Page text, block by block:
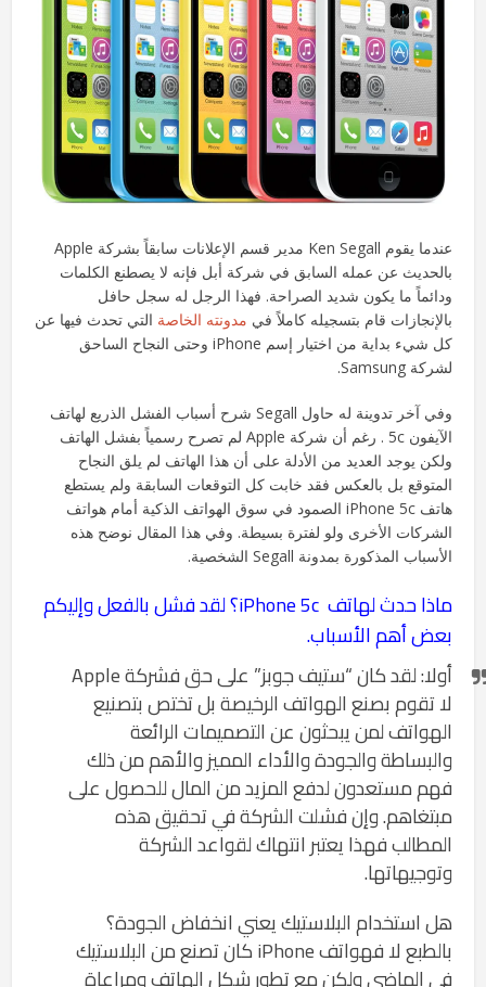
عندما يقوم Ken Segall مدير قسم الإعلانات سابقاً بشركة Apple
بالحديث عن عمله السابق في شركة أبل فإنه لا يصطنع الكلمات
ودائماً ما يكون شديد الصراحة. فهذا الرجل له سجل حافل
بالإنجازات قام بتسجيله كاملاً في مدونته الخاصة التي تحدث فيها عن
كل شيء بداية من اختيار إسم iPhone وحتى النجاح الساحق
لشركة Samsung.
وفي آخر تدوينة له حاول Segall شرح أسباب الفشل الذريع لهاتف
الآيفون 5c . رغم أن شركة Apple لم تصرح رسمياً بفشل الهاتف
ولكن يوجد العديد من الأدلة على أن هذا الهاتف لم يلق النجاح
المتوقع بل بالعكس فقد خابت كل التوقعات السابقة ولم يستطع
هاتف iPhone 5c الصمود في سوق الهواتف الذكية أمام هواتف
الشركات الأخرى ولو لفترة بسيطة. وفي هذا المقال نوضح هذه
الأسباب المذكورة بمدونة Segall الشخصية.
ماذا حدث لهاتف iPhone 5c؟ لقد فشل بالفعل وإليكم
بعض أهم الأسباب.
أولا: لقد كان “ستيف جوبز” على حق فشركة Apple
لا تقوم بصنع الهواتف الرخيصة بل تختص بتصنيع
الهواتف لمن يبحثون عن التصميمات الرائعة
والبساطة والجودة والأداء المميز والأهم من ذلك
فهم مستعدون لدفع المزيد من المال للحصول على
مبتغاهم. وإن فشلت الشركة في تحقيق هذه
المطالب فهذا يعتبر انتهاك لقواعد الشركة
وتوجيهاتها.
هل استخدام البلاستيك يعني انخفاض الجودة؟
بالطبع لا فهواتف iPhone كان تصنع من البلاستيك
في الماضي ولكن مع تطور شكل الهاتف ومراعاة